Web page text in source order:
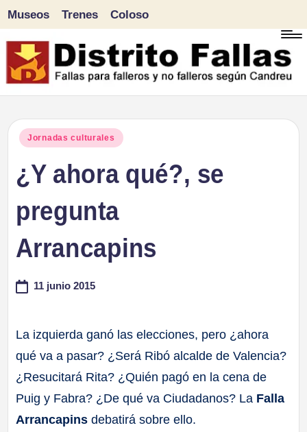
Saltar
al
Museos Trenes Coloso
Publicado
Jornadas culturales
¿Y ahora qué?, se
pregunta
Arrancapins
11 junio 2015
La izquierda ganó las elecciones, pero ¿ahora
qué va a pasar? ¿Será Ribó alcalde de Valencia?
¿Resucitará Rita? ¿Quién pagó en la cena de
Puig y Fabra? ¿De qué va Ciudadanos? La Falla
Arrancapins debatirá sobre ello.